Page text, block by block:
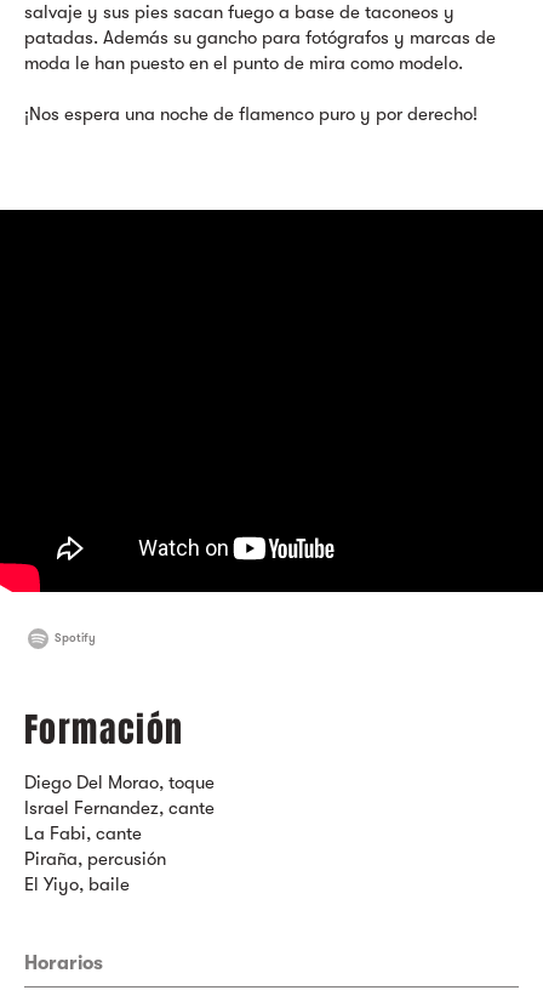
salvaje y sus pies sacan fuego a base de taconeos y
patadas. Además su gancho para fotógrafos y marcas de
moda le han puesto en el punto de mira como modelo.
¡Nos espera una noche de flamenco puro y por derecho!
Spotify
Formación
Diego Del Morao, toque
Israel Fernandez, cante
La Fabi, cante
Piraña, percusión
El Yiyo, baile
Horarios